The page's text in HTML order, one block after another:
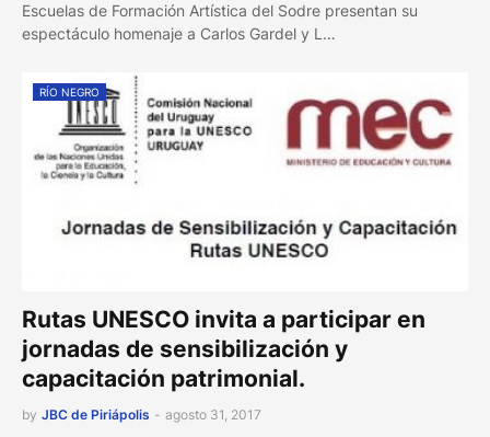
Escuelas de Formación Artística del Sodre presentan su
espectáculo homenaje a Carlos Gardel y L…
RÍO NEGRO
Rutas UNESCO invita a participar en
jornadas de sensibilización y
capacitación patrimonial.
by JBC de Piriápolis - agosto 31, 2017